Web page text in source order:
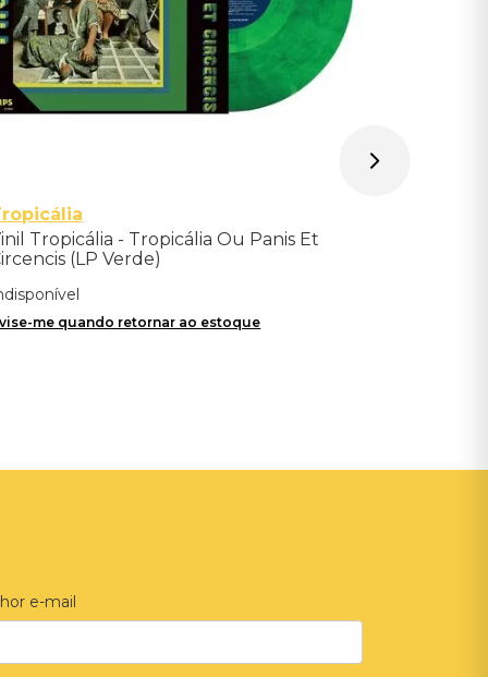
Tropicália - Tropicália Ou Panis Et
(LP Verde)
me quando retornar ao estoque
e-mail